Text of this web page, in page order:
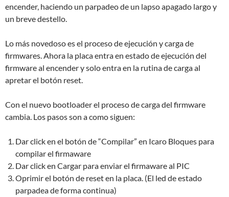
encender, haciendo un parpadeo de un lapso apagado largo y
un breve destello.
Lo más novedoso es el proceso de ejecución y carga de
firmwares. Ahora la placa entra en estado de ejecución del
firmware al encender y solo entra en la rutina de carga al
apretar el botón reset.
Con el nuevo bootloader el proceso de carga del firmware
cambia. Los pasos son a como siguen:
Dar click en el botón de “Compilar” en Icaro Bloques para
compilar el firmaware
Dar click en Cargar para enviar el firmaware al PIC
Oprimir el botón de reset en la placa. (El led de estado
parpadea de forma continua)